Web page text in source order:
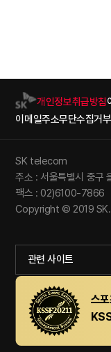
개인정보취급방침
이메일주소무단수집거부
관련 사이트
SK telecom
주소 : 서울특별시 중구
팩스 : 02)6100-7866
Copyright © 2019
스